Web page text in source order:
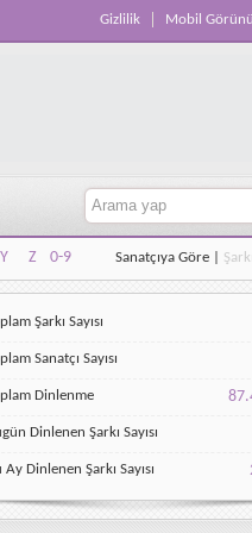
Gizlilik Mobil
Y Z
0-9
Y Z 0-9
Sanatçıya Göre
Şarkı Sayısı
Sanatçı Sayısı
Dinlenme
Dinlenen Şarkı Sayısı
Ay Dinlenen Şarkı Sayısı